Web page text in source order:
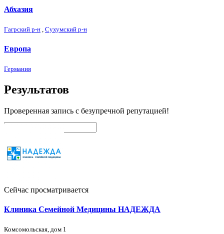
Абхазия
Гагрский р-н , Сухумский р-н
Европа
Германия
Результатов
Проверенная запись с безупречной репутацией!
Сейчас просматривается
Клиника Семейной Медицины НАДЕЖДА
Комсомольская, дом 1